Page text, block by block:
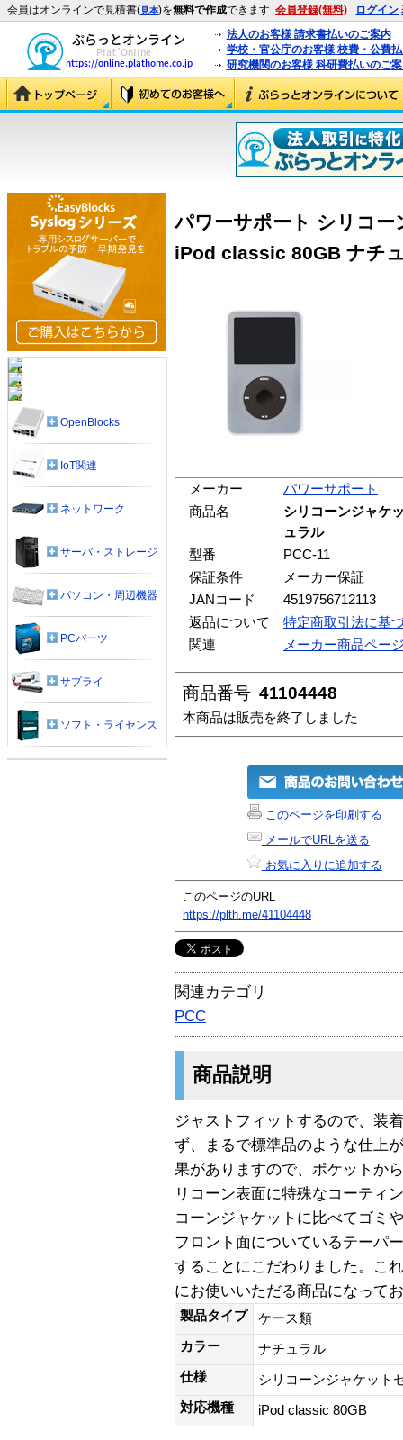
会員はオンラインで見積書(見本)を無料で作成できます 会員登録(無料) ログイン
法人のお客様 請求書払いのご案内
学校・官公庁のお客様 校費・公費
研究機関のお客様 科研費払いのご
パワーサポート シリコ
iPod classic 80GB ナチ
メーカー
パワーサポート
商品名
シリコーンジャケ
ュラル
型番
PCC-11
保証条件
メーカー保証
JANコード
4519756712113
返品について
特定商取引法に基
関連
メーカー商品ペー
商品番号 41104448
本商品は販売を終了しました
このページを印刷する
メールでURLを送る
お気に入りに追加する
このページのURL
https://plth.me/41104448
関連カテゴリ
PCC
商品説明
ジャストフィットするので、装
ず、まるで標準品のような仕上
果がありますので、ポケットか
リコーン表面に特殊なコーティ
コーンジャケットに比べてゴミ
フロント面についているテーパ
することにこだわりました。こ
にお使いいただる商品になって
製品タイプ
ケース類
カラー
ナチュラル
仕様
シリコーンジャケット
対応機種
iPod classic 80GB
OpenBlocks
IoT関連
ネットワーク
サーバ・ストレージ
パソコン・周辺機器
PCパーツ
サプライ
ソフト・ライセンス